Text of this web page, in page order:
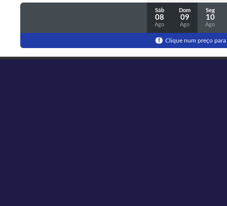
Sáb
08
Ago
Dom
09
Ago
Seg
10
Ago
Clique num preço